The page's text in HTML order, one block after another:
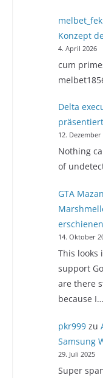
Konzept
4. April 2026
cum
Delta
12. Dezember
Nothing
of
GTA
erschienen
14. Oktober
This looks
support
are there
because I…
pkr999zu
Samsung
29. Juli 2025
Super